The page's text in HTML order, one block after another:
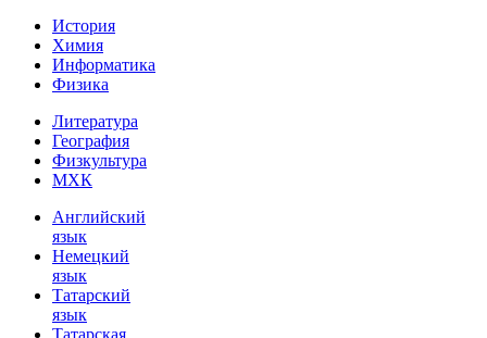
История
Химия
Информатика
Физика
Литература
География
Физкультура
МХК
Английский
язык
Немецкий
язык
Татарский
язык
Татарская